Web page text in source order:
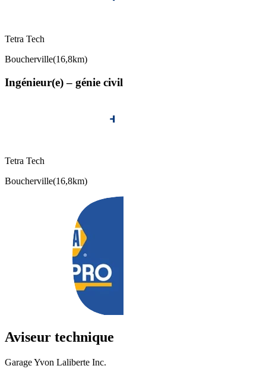
Tetra Tech
Boucherville(16,8km)
Ingénieur(e) – génie civil
Tetra Tech
Boucherville(16,8km)
Aviseur technique
Garage Yvon Laliberte Inc.